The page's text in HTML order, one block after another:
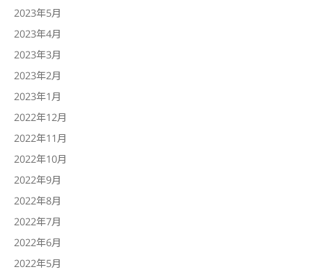
2023年5月
2023年4月
2023年3月
2023年2月
2023年1月
2022年12月
2022年11月
2022年10月
2022年9月
2022年8月
2022年7月
2022年6月
2022年5月